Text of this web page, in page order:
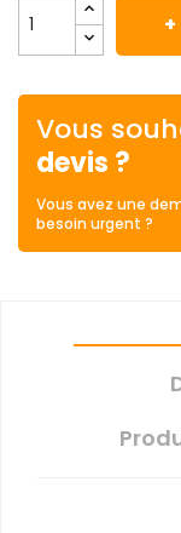
Vous
devis ?
Vous avez une
besoin urgent ?